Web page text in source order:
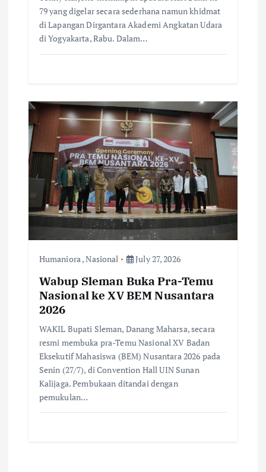
79 yang digelar secara sederhana namun khidmat
di Lapangan Dirgantara Akademi Angkatan Udara
di Yogyakarta, Rabu. Dalam…
Humaniora ,Nasional July 27, 2026
Wabup Sleman Buka Pra-Temu
Nasional ke XV BEM Nusantara
2026
WAKIL Bupati Sleman, Danang Maharsa, secara
resmi membuka pra-Temu Nasional XV Badan
Eksekutif Mahasiswa (BEM) Nusantara 2026 pada
Senin (27/7), di Convention Hall UIN Sunan
Kalijaga. Pembukaan ditandai dengan
pemukulan…